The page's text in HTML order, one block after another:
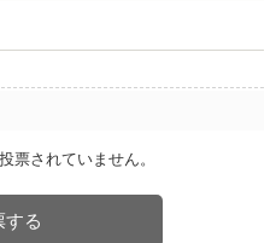
票されていません。
する